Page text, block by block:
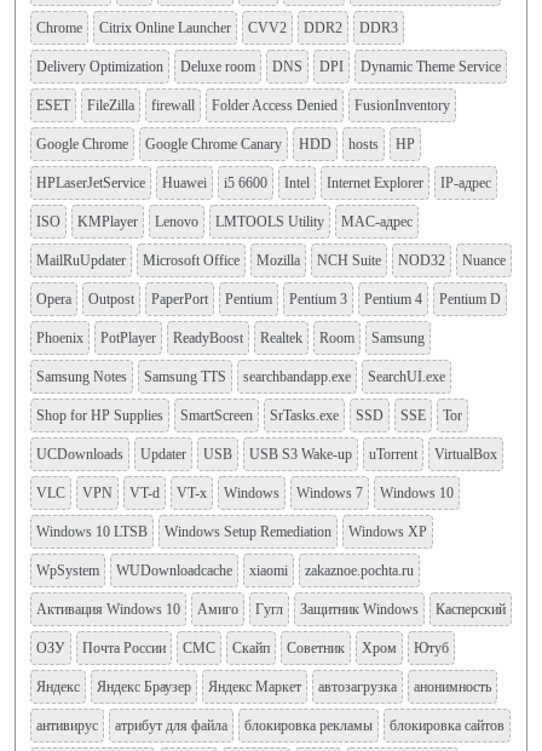
Chrome Citrix Online Launcher CVV2 DDR2 DDR3
Delivery Optimization Deluxe room DNS DPI Dynamic Theme Service
ESET FileZilla firewall Folder Access Denied FusionInventory
Google Chrome Google Chrome Canary HDD hosts HP
HPLaserJetService Huawei i5 6600 Intel Internet Explorer IP-адрес
ISO KMPlayer Lenovo LMTOOLS Utility MAC-адрес
MailRuUpdater Microsoft Office Mozilla NCH Suite NOD32 Nuance
Opera Outpost PaperPort Pentium Pentium 3 Pentium 4 Pentium D
Phoenix PotPlayer ReadyBoost Realtek Room Samsung
Samsung Notes Samsung TTS searchbandapp.exe SearchUI.exe
Shop for HP Supplies SmartScreen SrTasks.exe SSD SSE Tor
UCDownloads Updater USB USB S3 Wake-up uTorrent VirtualBox
VLC VPN VT-d VT-x Windows Windows 7 Windows 10
Windows 10 LTSB Windows Setup Remediation Windows XP
WpSystem WUDownloadcache xiaomi zakaznoe.pochta.ru
Активация Windows 10 Амиго Гугл Защитник Windows Касперский
ОЗУ Почта России СМС Скайп Советник Хром Ютуб
Яндекс Яндекс Браузер Яндекс Маркет автозагрузка анонимность
антивирус атрибут для файла блокировка рекламы блокировка сайтов